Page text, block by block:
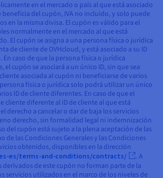
en el mercado o país al que está asociado
del cupón, IVA no incluido, y solo puede
en la misma divisa. El cupón es válido para el
normalmente en el mercado al que está
El cupón se asigna a una persona física o jurídica
de cliente de OVHcloud, y está asociado a su ID
caso de que la persona física o jurídica
el cupón se asociará a un único ID, sin que sea
asociada al cupón ni beneficiarse de varios
física o jurídica solo podrá utilizar un único
ID de cliente diferentes. En caso de que el
cliente diferente al ID de cliente al que está
derecho a cancelar o dar de baja los servicios
derecho, sin formalidad legal ni indemnización
del cupón está sujeto a la plena aceptación de las
de las Condiciones Generales y las Condiciones
obtenidos, disponibles en la dirección
es/terms-and-conditions/contracts/
. A
de este cupón no forman parte de la
servicios utilizados en el marco de los niveles de